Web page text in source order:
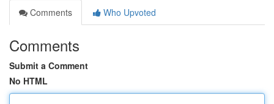
Comments
Who Upvoted
Comments
Submit a Comment
No HTML